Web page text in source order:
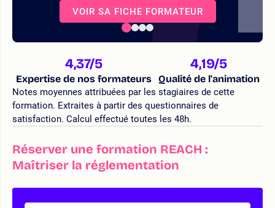
VOIR SA FICHE FORMATEUR
4,37/5
Expertise de nos formateurs
4,19/5
Qualité de l'animation
Notes moyennes attribuées par les stagiaires de cette
formation. Extraites à partir des questionnaires de
satisfaction. Calcul effectué toutes les 48h.
Réserver une formation REACH :
Maîtriser la réglementation